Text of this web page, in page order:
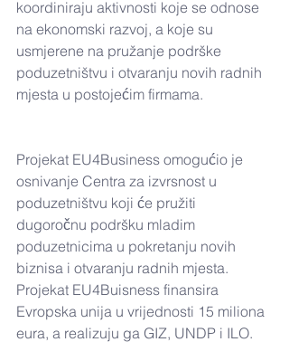
koordiniraju aktivnosti koje se odnose
na ekonomski razvoj, a koje su
usmjerene na pružanje podrške
poduzetništvu i otvaranju novih radnih
mjesta u postojećim firmama.
Projekat EU4Business omogućio je
osnivanje Centra za izvrsnost u
poduzetništvu koji će pružiti
dugoročnu podršku mladim
poduzetnicima u pokretanju novih
biznisa i otvaranju radnih mjesta.
Projekat EU4Buisness finansira
Evropska unija u vrijednosti 15 miliona
eura, a realizuju ga GIZ, UNDP i ILO.